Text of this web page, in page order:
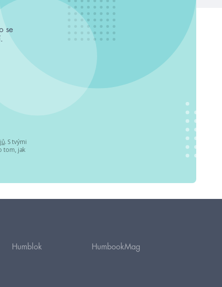
se
. S tvými
tom, jak
Humblok HumbookMag